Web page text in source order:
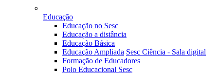
Educação
Educação no Sesc
Educação a distância
Educação Básica
Educação Ampliada Sesc Ciência - Sala digital
Formação de Educadores
Polo Educacional Sesc